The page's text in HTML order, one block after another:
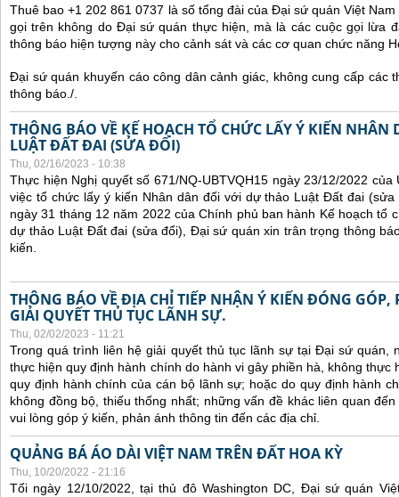
Thuê bao +1 202 861 0737 là số tổng đài của Đại sứ quán Việt
gọi trên không do Đại sứ quán thực hiện, mà là các cuộc gọi lừa
thông báo hiện tượng này cho cảnh sát và các cơ quan chức năng
Đại sứ quán khuyến cáo công dân cảnh giác, không cung cấp các
thông báo./.
THÔNG BÁO VỀ KẾ HOẠCH TỔ CHỨC LẤY Ý KIẾN
LUẬT ĐẤT ĐAI (SỬA ĐỔI)
Thu, 02/16/2023 - 10:38
Thực hiện Nghị quyết số 671/NQ-UBTVQH15 ngày 23/12/2022
việc tổ chức lấy ý kiến Nhân dân đối với dự thảo Luật Đất đai (sửa
ngày 31 tháng 12 năm 2022 của Chính phủ ban hành Kế hoạch tổ
dự thảo Luật Đất đai (sửa đổi), Đại sứ quán xin trân trọng thông
kiến.
THÔNG BÁO VỀ ĐỊA CHỈ TIẾP NHẬN Ý KIẾN ĐÓNG GÓP,
GIẢI QUYẾT THỦ TỤC LÃNH SỰ.
Thu, 02/02/2023 - 11:21
Trong quá trình liên hệ giải quyết thủ tục lãnh sự tại Đại sứ quán,
thực hiện quy định hành chính do hành vi gây phiền hà, không thực
quy định hành chính của cán bộ lãnh sự; hoặc do quy định hành
không đồng bộ, thiếu thống nhất; những vấn đề khác liên quan
vui lòng góp ý kiến, phản ánh thông tin đến các địa chỉ.
QUẢNG BÁ ÁO DÀI VIỆT NAM TRÊN ĐẤT HOA KỲ
Thu, 10/20/2022 - 21:16
Tối ngày 12/10/2022, tại thủ đô Washington DC, Đại sứ quán